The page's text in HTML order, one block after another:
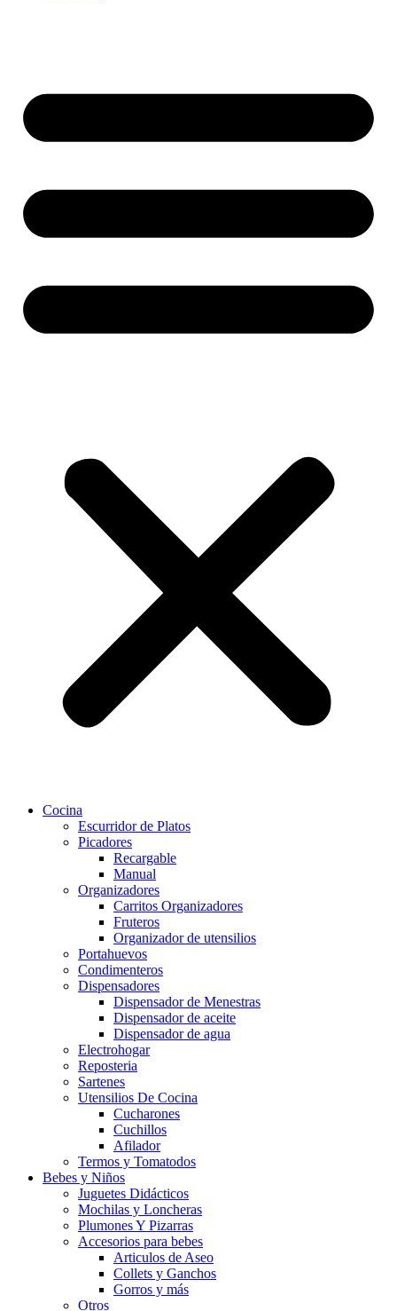
Cocina
Escurridor de Platos
Picadores
Recargable
Manual
Organizadores
Carritos Organizadores
Fruteros
Organizador de utensilios
Portahuevos
Condimenteros
Dispensadores
Dispensador de Menestras
Dispensador de aceite
Dispensador de agua
Electrohogar
Reposteria
Sartenes
Utensilios De Cocina
Cucharones
Cuchillos
Afilador
Termos y Tomatodos
Bebes y Niños
Juguetes Didácticos
Mochilas y Loncheras
Plumones Y Pizarras
Accesorios para bebes
Articulos de Aseo
Collets y Ganchos
Gorros y más
Otros